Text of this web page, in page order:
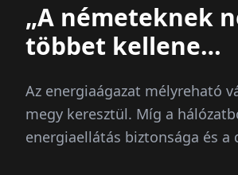
„A németeknek
többet kellene
kellene
Az energiaágazat mélyreható
megy keresztül. Míg a
energiaellátás biztonsága és a